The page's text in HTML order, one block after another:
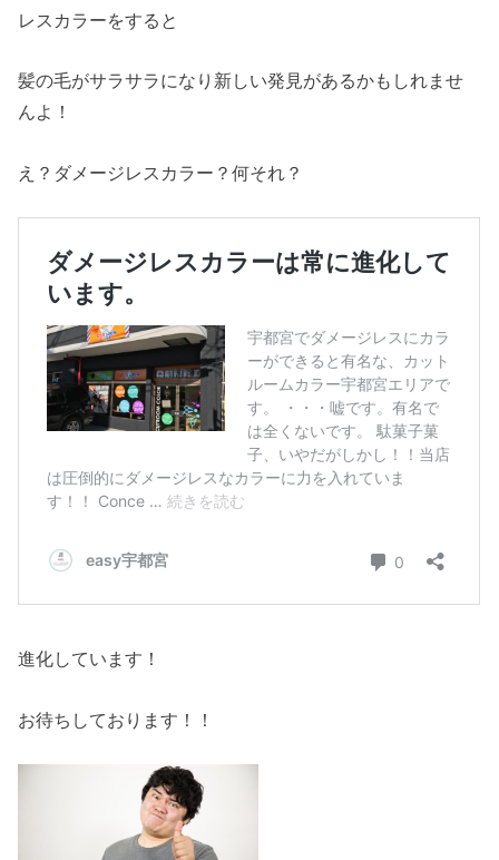
レスカラーをすると
髪の毛がサラサラになり新しい発見があるかもしれませ
んよ！
え？ダメージレスカラー？何それ？
進化しています！
お待ちしております！！